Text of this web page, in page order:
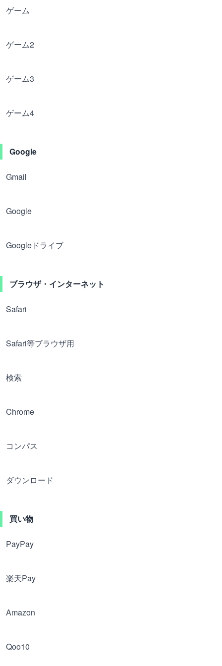
ゲーム
ゲーム2
ゲーム3
ゲーム4
Google
Gmail
Google
Googleドライブ
ブラウザ・インターネット
Safari
Safari等ブラウザ用
検索
Chrome
コンパス
ダウンロード
買い物
PayPay
楽天Pay
Amazon
Qoo10